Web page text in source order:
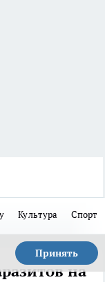
Культура Спорт
Принять
на